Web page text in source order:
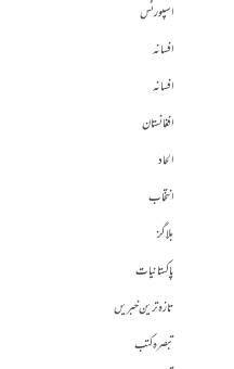
اسپورٹس
افسانہ
افسانہ
افغانستان
الحاد
انتخاب
بلاگز
پاکستانیات
تازہ ترین خبریں
تبصرہ کتب